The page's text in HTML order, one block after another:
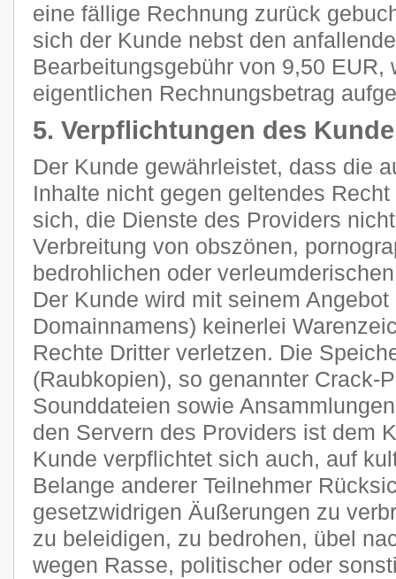
eine fällige Rechnung zurück
sich der Kunde nebst den
Bearbeitungsgebühr von 9,50 EUR,
eigentlichen Rechnungsbetrag
5. Verpflichtungen des
Der Kunde gewährleistet, dass die
Inhalte nicht gegen geltendes
sich, die Dienste des Providers
Verbreitung von obszönen,
bedrohlichen oder
Der Kunde wird mit seinem
Domainnamens) keinerlei
Rechte Dritter verletzen. Die
(Raubkopien), so genannter Crack-
Sounddateien sowie
den Servern des Providers ist dem
Kunde verpflichtet sich auch, auf
Belange anderer Teilnehmer
gesetzwidrigen Äußerungen zu
zu beleidigen, zu bedrohen, übel
wegen Rasse, politischer oder